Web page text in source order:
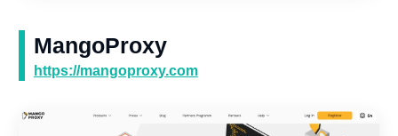
MangoProxy
https://mangoproxy.com